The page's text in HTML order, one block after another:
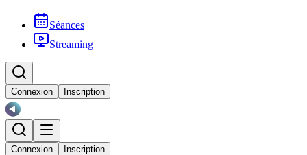
Séances
Streaming
Connexion Inscription
Connexion Inscription